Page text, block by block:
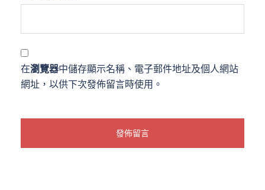
在瀏覽器中儲存顯示名稱、電子郵件地址及個人網站
網址，以供下次發佈留言時使用。